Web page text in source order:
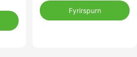
stuttbuxur | Sérsniðið
liðsmerki í boði | OEM
Fyrirspurn